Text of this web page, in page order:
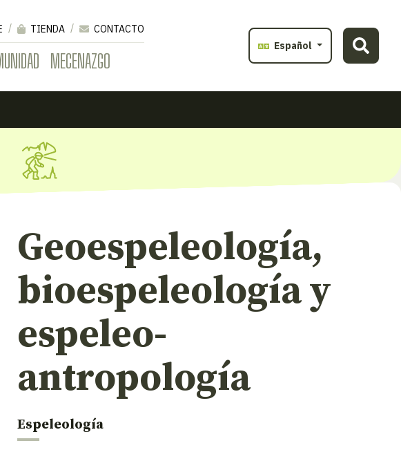
MECENAZGO
TIENDA
CONTACTO
Español
Geoespeleología,
bioespeleología y
espeleo-
antropología
Espeleología